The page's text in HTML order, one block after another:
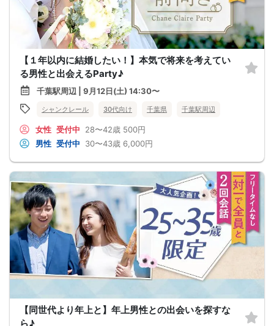
【１年以内に結婚したい！】本気で将来を考えてい
る男性と出会えるParty♪
千葉駅周辺 | 9月12日(土) 14:30〜
シャンクレール 30代向け 千葉県 千葉駅周辺
女性 受付中 28〜42歳 500円
男性 受付中 30〜43歳 6,000円
【同世代より年上と】年上男性との出会いを探すな
ら♪